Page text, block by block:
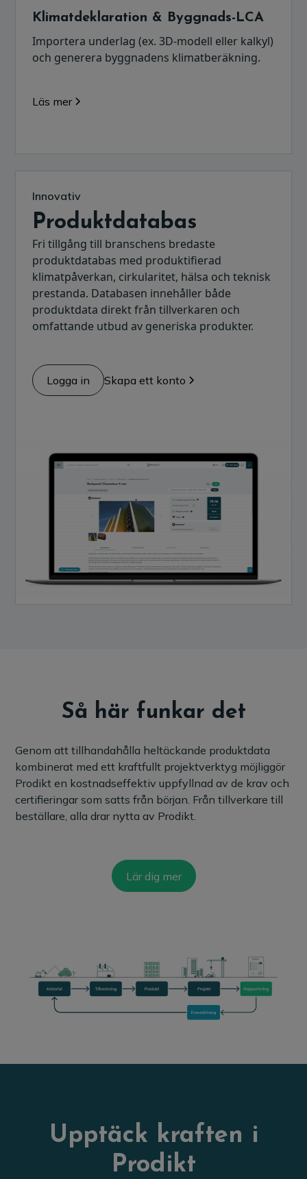
Klimatdeklaration & Byggnads-LCA
Importera underlag (ex. 3D-modell eller kalkyl)
och generera byggnadens klimatberäkning.
Läs mer
Innovativ
Produktdatabas
Fri tillgång till branschens bredaste
produktdatabas med produktifierad
klimatpåverkan, cirkularitet, hälsa och teknisk
prestanda. Databasen innehåller både
produktdata direkt från tillverkaren och
omfattande utbud av generiska produkter.
Logga in Skapa ett konto
Så här funkar det
Genom att tillhandahålla heltäckande produktdata
kombinerat med ett kraftfullt projektverktyg möjliggör
Prodikt en kostnadseffektiv uppfyllnad av de krav och
certifieringar som satts från början. Från tillverkare till
beställare, alla drar nytta av Prodikt.
Lär dig mer
Upptäck kraften i
Prodikt